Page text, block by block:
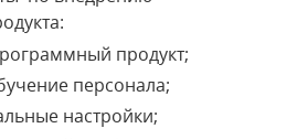
продукт;
персонала;
настройки;